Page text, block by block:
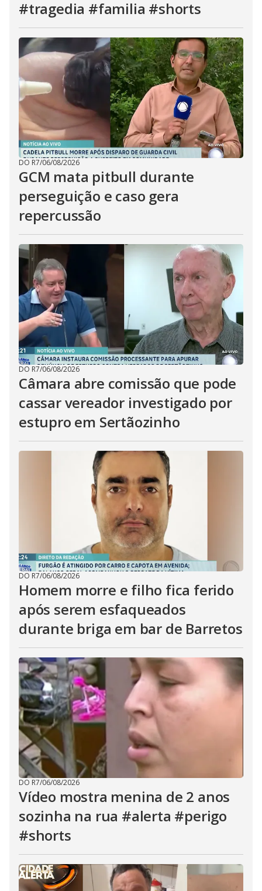
#tragedia #familia #shorts
DO R7/06/08/2026
GCM mata pitbull durante
perseguição e caso gera
repercussão
DO R7/06/08/2026
Câmara abre comissão que pode
cassar vereador investigado por
estupro em Sertãozinho
DO R7/06/08/2026
Homem morre e filho fica ferido
após serem esfaqueados
durante briga em bar de Barretos
DO R7/06/08/2026
Vídeo mostra menina de 2 anos
sozinha na rua #alerta #perigo
#shorts